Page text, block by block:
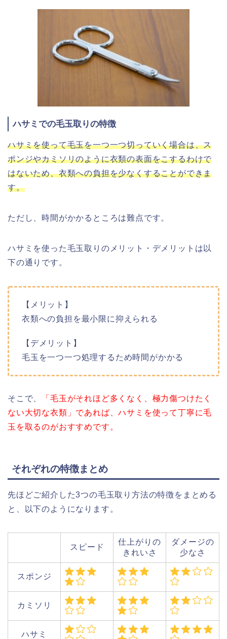
ハサミでの毛玉取りの特徴
ハサミを使って毛玉を一つ一つ切っていく場合は、ス
ポンジやカミソリのように衣類の表面をこするわけで
はないため、衣類への負担を少なくすることができま
す。
ただし、時間がかかるところは難点です。
ハサミを使った毛玉取りのメリット・デメリットは以
下の通りです。
【メリット】
衣類への負担を最小限に抑えられる
【デメリット】
毛玉を一つ一つ処理するため時間がかかる
そこで、
「毛玉がそれほど多くなく、極力傷つけたく
ない大切な衣類」であれば、ハサミを使って丁寧に毛
玉を取るのがおすすめです。
それぞれの特徴まとめ
先ほどご紹介した3つの毛玉取り方法の特徴をまとめる
と、以下のようになります。
スピード
仕上がりの
きれいさ
ダメージの
少なさ
スポンジ
カミソリ
ハサミ